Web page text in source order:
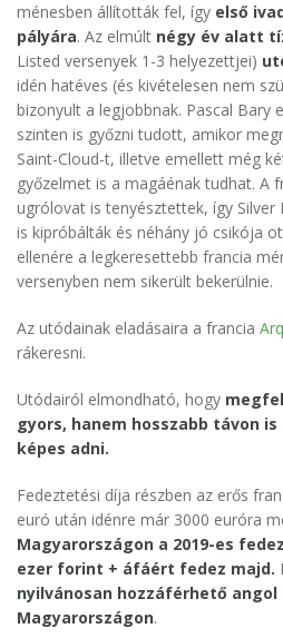
ménesben állították fel, így első
pályára. Az elmúlt négy év alatt
Listed versenyek 1-3 helyezettjei)
idén hatéves (és kivételesen nem
bizonyult a legjobbnak. Pascal Bary
szinten is győzni tudott, amikor
Saint-Cloud-t, illetve emellett még
győzelmet is a magáénak tudhat. A
ugrólovat is tenyésztettek, így Silver
is kipróbálták és néhány jó csikója
ellenére a legkeresettebb francia
versenyben nem sikerült bekerülnie.
Az utódainak eladásaira a francia
rákeresni.
Utódairól elmondható, hogy
gyors, hanem hosszabb távon
képes adni.
Fedeztetési díja részben az erős
euró után idénre már 3000 euróra
Magyarországon a 2019-es
ezer forint + áfáért fedez majd.
nyilvánosan hozzáférhető
Magyarországon.